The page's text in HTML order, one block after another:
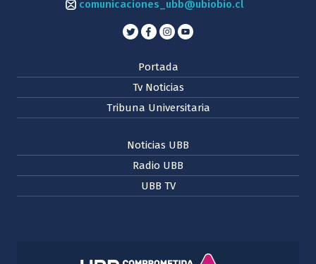
comunicaciones_ubb@ubiobio.cl
Portada
Tv Noticias
Tribuna Universitaria
Noticias UBB
Radio UBB
UBB TV